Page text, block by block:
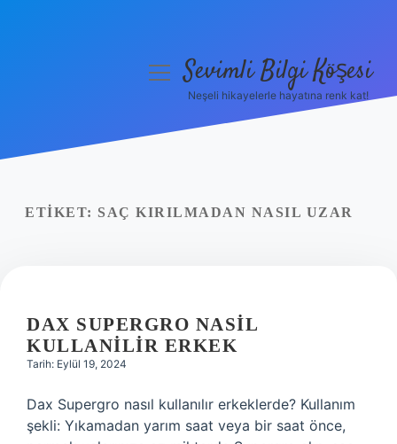
Yasal Uyarı
menüyüSevimli Bilgi Köşesi
Neşeli hikayelerle hayatına renk kat!
ETIKET: SAÇ KIRILMADAN NASIL UZAR
DAX SUPERGRO NASIL
KULLANILIR ERKEK
Tarih: Eylül 19, 2024
Dax Supergro nasıl kullanılır erkeklerde? Kullanım
şekli: Yıkamadan yarım saat veya bir saat önce,